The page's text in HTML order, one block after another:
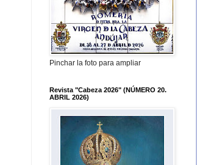
Pinchar la foto para ampliar
Revista "Cabeza 2026" (NÚMERO 20.
ABRIL 2026)